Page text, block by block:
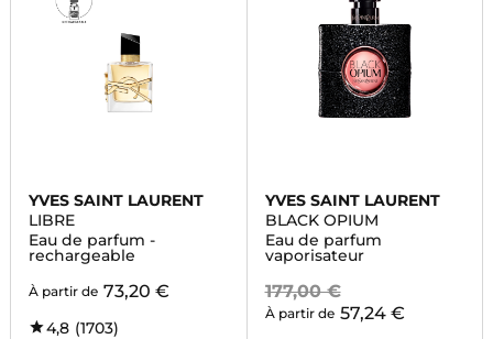
YVES SAINT LAURENT
LIBRE
Eau de parfum -
rechargeable
À partir de 73,20 €
4,8 (1703)
YVES SAINT LAURENT
BLACK OPIUM
Eau de parfum
vaporisateur
177,00 €
À partir de 57,24 €